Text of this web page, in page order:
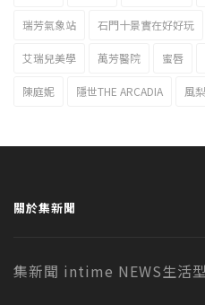
瑞芳氣象站 石門十景實在好好玩
艾瑞兒美學 萬芳醫院 蜜唇
陳庭妮 隱世THE ARCADIA 風
關於集新聞
集新聞 intime NEWS生活